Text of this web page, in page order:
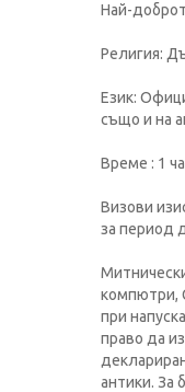
Най-
Религия:
Език:
също и на
Време : 1
Визови
за период
компютри,
при
право да
антики. За